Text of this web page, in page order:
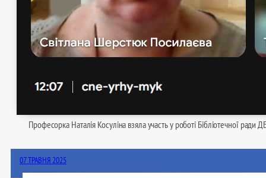
Професорка Наталія Косуліна взяла участь у роботі Бібліотечної
07 ТРАВНЯ 2025